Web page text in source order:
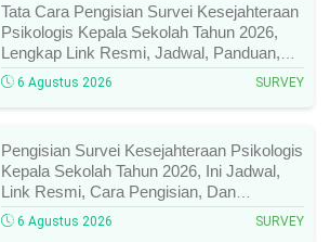
Tata Cara Pengisian Survei Kesejahteraan
Psikologis Kepala Sekolah Tahun 2026,
Lengkap Link Resmi, Jadwal, Panduan,
Dan Hal Yang Wajib Diperhatikan!
6 Agustus 2026 SURVEY
Pengisian Survei Kesejahteraan Psikologis
Kepala Sekolah Tahun 2026, Ini Jadwal,
Link Resmi, Cara Pengisian, Dan
Ketentuan Lengkapnya!
6 Agustus 2026 SURVEY